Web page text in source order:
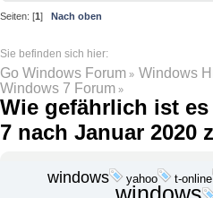
Seiten: [1] Nach oben
Go Windows Forum » Windows
Windows 7 Forum »
Wie gefährlich ist
7 nach Januar 2020
windows yahoo t-online